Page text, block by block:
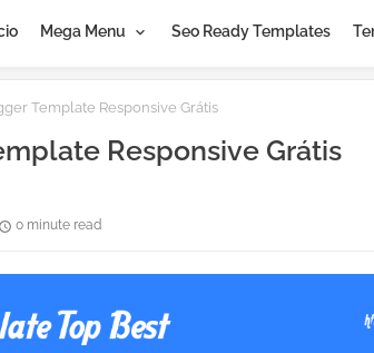
Mega Menu Seo Ready Templates
Template Responsive Grátis
Responsive Grátis
0 minute read